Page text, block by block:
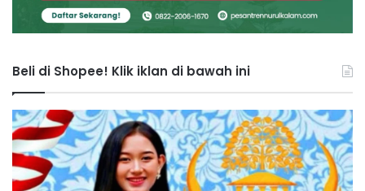
Beli di Shopee! Klik iklan di bawah ini